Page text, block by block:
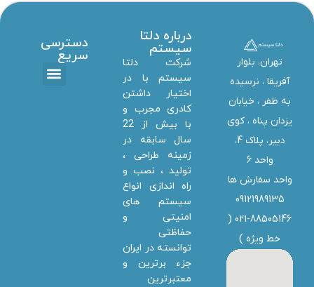
تهران، بلوار
آفریقا ، نرسیده
به ظفر ،‌ خیابان
یزدان پناه ، کوی
دبیر، پلاک 4،
واحد 6
واحد سفارش ها
09121989135
021-88505146 (
خط ویژه )
درباره دلتا
سیستم
شرکت دلتا
سیستم با در
اختیار داشتن
کادری مجرب و
با بیش از 22
سال سابقه در
زمینه طراحی ،
تولید ، نصب و
راه اندازی انواع
سیستم های
امنیتی و
حفاظتی
توانسته در ایران
جزء برترین و
معتبرترین
دسترسی
سریع